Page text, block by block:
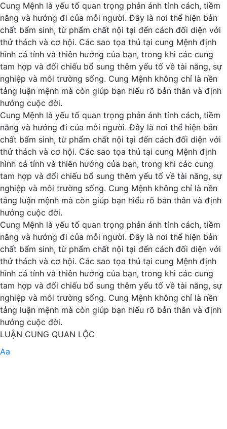
Cung Mệnh là yếu tố quan trọng phản ánh tính cách, tiềm
năng và hướng đi của mỗi người. Đây là nơi thể hiện bản
chất bẩm sinh, từ phẩm chất nội tại đến cách đối diện với
thử thách và cơ hội. Các sao tọa thủ tại cung Mệnh định
hình cá tính và thiên hướng của bạn, trong khi các cung
tam hợp và đối chiếu bổ sung thêm yếu tố về tài năng, sự
nghiệp và môi trường sống. Cung Mệnh không chỉ là nền
tảng luận mệnh mà còn giúp bạn hiểu rõ bản thân và định
hướng cuộc đời.
Cung Mệnh là yếu tố quan trọng phản ánh tính cách, tiềm
năng và hướng đi của mỗi người. Đây là nơi thể hiện bản
chất bẩm sinh, từ phẩm chất nội tại đến cách đối diện với
thử thách và cơ hội. Các sao tọa thủ tại cung Mệnh định
hình cá tính và thiên hướng của bạn, trong khi các cung
tam hợp và đối chiếu bổ sung thêm yếu tố về tài năng, sự
nghiệp và môi trường sống. Cung Mệnh không chỉ là nền
tảng luận mệnh mà còn giúp bạn hiểu rõ bản thân và định
hướng cuộc đời.
Cung Mệnh là yếu tố quan trọng phản ánh tính cách, tiềm
năng và hướng đi của mỗi người. Đây là nơi thể hiện bản
chất bẩm sinh, từ phẩm chất nội tại đến cách đối diện với
thử thách và cơ hội. Các sao tọa thủ tại cung Mệnh định
hình cá tính và thiên hướng của bạn, trong khi các cung
tam hợp và đối chiếu bổ sung thêm yếu tố về tài năng, sự
nghiệp và môi trường sống. Cung Mệnh không chỉ là nền
tảng luận mệnh mà còn giúp bạn hiểu rõ bản thân và định
hướng cuộc đời.
LUẬN CUNG QUAN LỘC
Aa